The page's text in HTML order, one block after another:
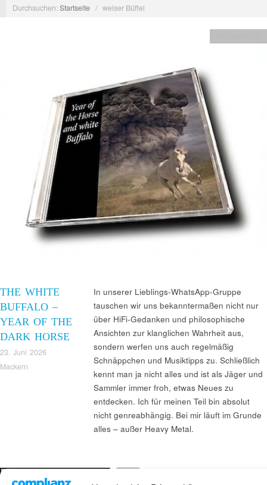
Durchsuchen:Startseite / weiser Büffel
THE WHITE
BUFFALO –
YEAR OF THE
DARK HORSE
23. Juni 2026
Mackern
In unserer Lieblings-WhatsApp-Gruppe
tauschen wir uns bekanntermaßen nicht nur
über HiFi-Gedanken und philosophische
Ansichten zur klanglichen Wahrheit aus,
sondern werfen uns auch regelmäßig
Schnäppchen und Musiktipps zu. Schließlich
kennt man ja nicht alles und ist als Jäger und
Sammler immer froh, etwas Neues zu
entdecken. Ich für meinen Teil bin absolut
nicht genreabhängig. Bei mir läuft im Grunde
alles – außer Heavy Metal.
Suchen